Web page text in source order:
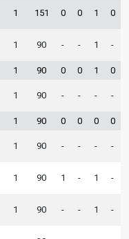
1 151 0 0 1 0
1 90 - - 1 -
1 90 0 0 1 0
1 90 - - - -
1 90 0 0 0 0
1 90 - - - -
1 90 1 - 1 -
1 90 - - 1 -